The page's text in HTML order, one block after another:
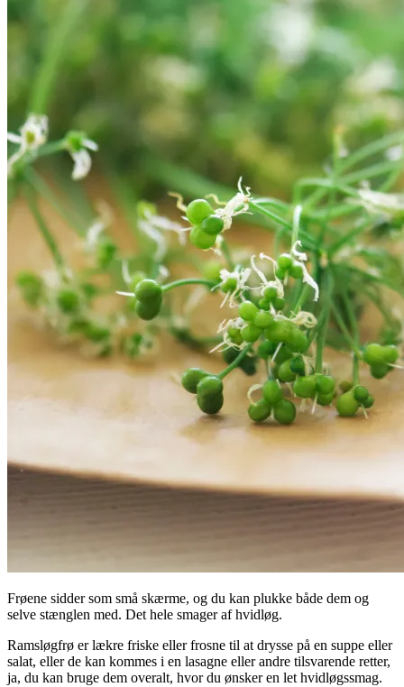
Frøene sidder som små skærme, og du kan plukke både dem og
selve stænglen med. Det hele smager af hvidløg.
Ramsløgfrø er lækre friske eller frosne til at drysse på en suppe eller
salat, eller de kan kommes i en lasagne eller andre tilsvarende retter,
ja, du kan bruge dem overalt, hvor du ønsker en let hvidløgssmag.